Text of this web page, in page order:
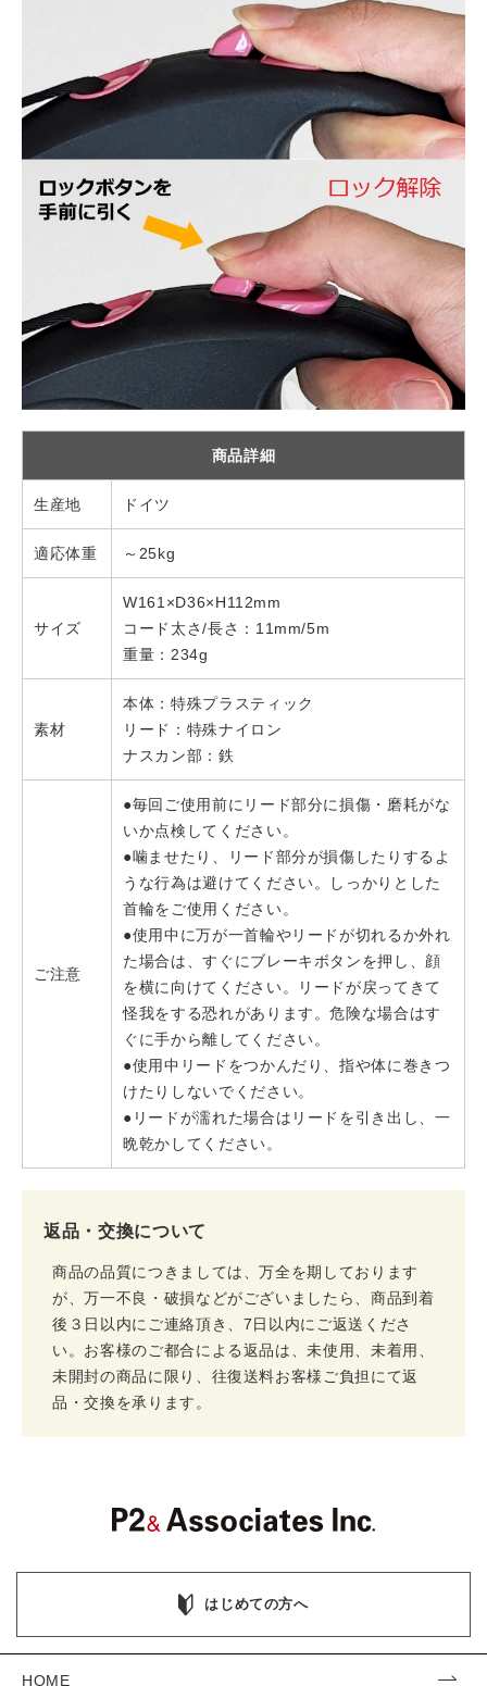
商品詳細
生産地 ドイツ
適応体重 ～25kg
サイズ
W161×D36×H112mm
コード太さ/長さ：11mm/5m
重量：234g
素材
本体：特殊プラスティック
リード：特殊ナイロン
ナスカン部：鉄
ご注意
●毎回ご使用前にリード部分に損傷・磨耗がな
いか点検してください。
●噛ませたり、リード部分が損傷したりするよ
うな行為は避けてください。しっかりとした
首輪をご使用ください。
●使用中に万が一首輪やリードが切れるか外れ
た場合は、すぐにブレーキボタンを押し、顔
を横に向けてください。リードが戻ってきて
怪我をする恐れがあります。危険な場合はす
ぐに手から離してください。
●使用中リードをつかんだり、指や体に巻きつ
けたりしないでください。
●リードが濡れた場合はリードを引き出し、一
晩乾かしてください。
返品・交換について
商品の品質につきましては、万全を期しております
が、万一不良・破損などがございましたら、商品到着
後３日以内にご連絡頂き、7日以内にご返送くださ
い。お客様のご都合による返品は、未使用、未着用、
未開封の商品に限り、往復送料お客様ご負担にて返
品・交換を承ります。
はじめての方へ
HOME